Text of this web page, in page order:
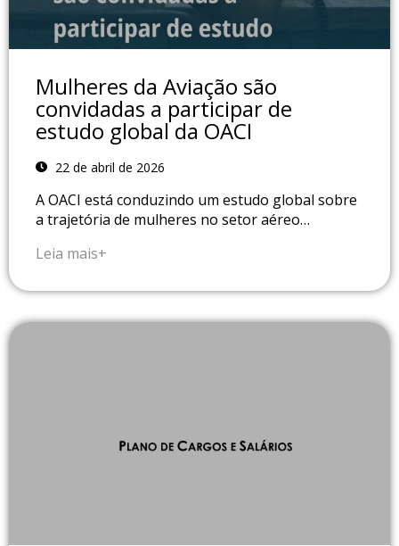
Mulheres da Aviação são
convidadas a participar de
estudo global da OACI
22 de abril de 2026
A OACI está conduzindo um estudo global sobre
a trajetória de mulheres no setor aéreo…
Leia mais+